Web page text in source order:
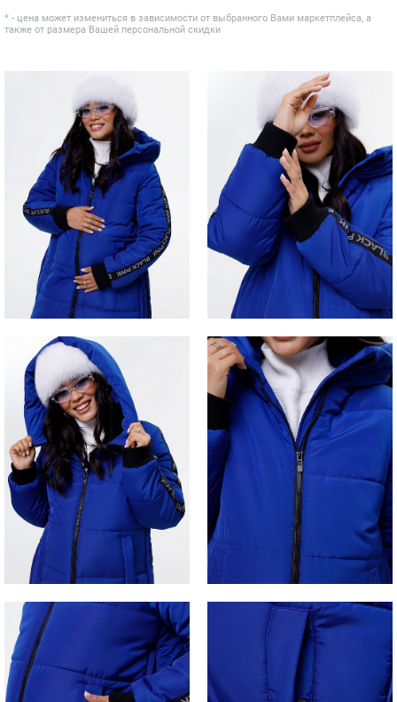
* - цена может измениться в зависимости от выбранного Вами маркетплейса, а
также от размера Вашей персональной скидки